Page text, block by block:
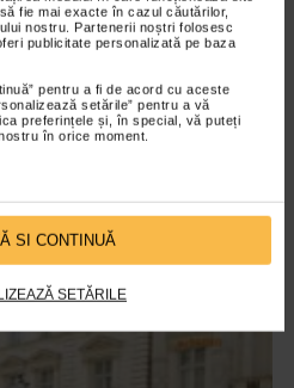
fie mai exacte în cazul căutărilor,
nostru. Partenerii noștri folosesc
publicitate personalizată pe baza
pentru a fi de acord cu aceste
setările” pentru a vă
preferințele și, în special, vă puteți
în orice moment.
SI CONTINUĂ
SETĂRILE
Jazz 2023